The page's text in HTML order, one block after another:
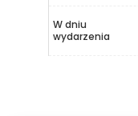
W dniu
wydarzenia